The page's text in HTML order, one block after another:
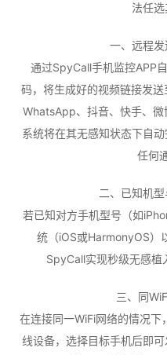
法任选
一、远程
通过SpyCall手机监控APP
码，将生成好的视频链接发
WhatsApp、抖音、快手、微
系统将在其无感知状态下自
任何
二、已知机
若已知对方手机型号（如
统（iOS或HarmonyOS）
SpyCall实现秒级无感植
三、同
在连接同一WiFi网络的情况
线设备，选择目标手机后即